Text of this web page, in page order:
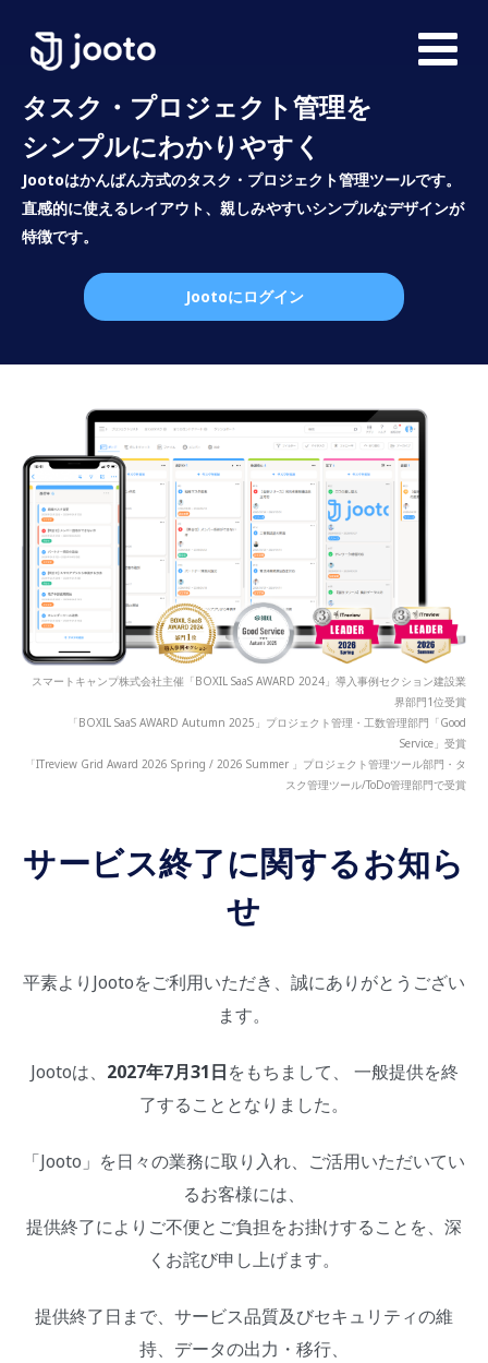
タスク・プロジェクト管理を
シンプルにわかりやすく
Jootoはかんばん方式のタスク・プロジェクト管理ツールです。
直感的に使えるレイアウト、親しみやすいシンプルなデザインが
特徴です。
Jootoにログイン
スマートキャンプ株式会社主催「BOXIL SaaS AWARD 2024」導入事例セクション建設業
界部門1位受賞
「BOXIL SaaS AWARD Autumn 2025」プロジェクト管理・工数管理部門「Good
Service」受賞
「ITreview Grid Award 2026 Spring / 2026 Summer 」プロジェクト管理ツール部門・タ
スク管理ツール/ToDo管理部門で受賞
サービス終了に関するお知ら
せ
平素よりJootoをご利用いただき、誠にありがとうござい
ます。
Jootoは、 2027年7月31日をもちまして、 一般提供を終
了することとなりました。
「Jooto」を日々の業務に取り入れ、ご活用いただいてい
るお客様には、
提供終了によりご不便とご負担をお掛けすることを、深
くお詫び申し上げます。
提供終了日まで、サービス品質及びセキュリティの維
持、データの出力・移行、